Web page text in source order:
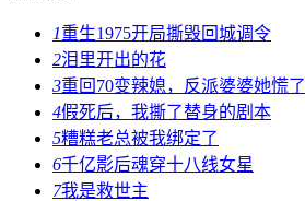
1重生1975开局撕毁回城调令
2泪里开出的花
3重回70变辣媳，反派婆婆她慌了
4假死后，我撕了替身的剧本
5糟糕老总被我绑定了
6千亿影后魂穿十八线女星
7我是救世主